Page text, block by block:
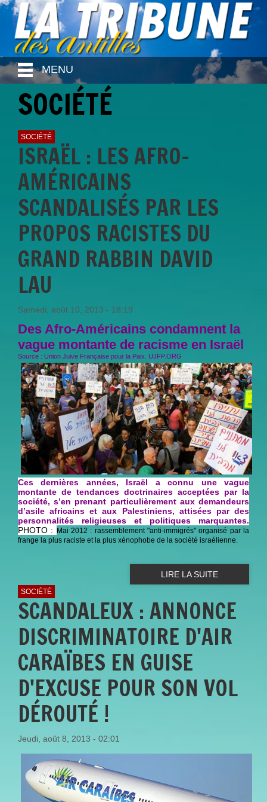
MENU
SOCIÉTÉ
SOCIÉTÉ
ISRAËL : LES AFRO-
AMÉRICAINS
SCANDALISÉS PAR LES
PROPOS RACISTES DU
GRAND RABBIN DAVID
LAU
Samedi, août 10, 2013 - 18:19
Des Afro-Américains condamnent la
vague montante de racisme en Israël
Source : Union Juive Française pour la Paix. UJFP.ORG
Ces dernières années, Israël a connu une vague
montante de tendances doctrinaires acceptées par la
société, s’en prenant particulièrement aux demandeurs
d’asile africains et aux Palestiniens, attisées par des
personnalités religieuses et politiques marquantes.
PHOTO : Mai 2012 : rassemblement "anti-immigrés" organisé par la
frange la plus raciste et la plus xénophobe de la société israélienne.
LIRE LA SUITE
SOCIÉTÉ
SCANDALEUX : ANNONCE
DISCRIMINATOIRE D'AIR
CARAÏBES EN GUISE
D'EXCUSE POUR SON VOL
DÉROUTÉ !
Jeudi, août 8, 2013 - 02:01